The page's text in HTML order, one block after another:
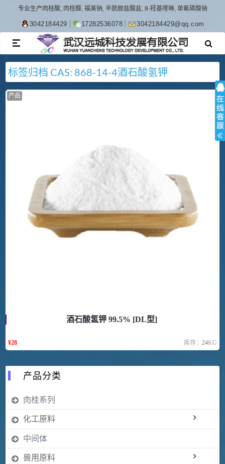
专业生产肉桂酸, 肉桂醛, 福美钠, 半胱胺盐酸盐, 8-羟基喹啉, 单氟磷酸钠
3042184429 17282536078 3042184429@qq.com
TOGGLE
NAVIGATION
标签归档 CAS: 868-14-4酒石酸氢钾
产品
酒石酸氢钾 99.5% [DL型]
¥28 库存：24KG
产品分类
肉桂系列
化工原料
中间体
兽用原料